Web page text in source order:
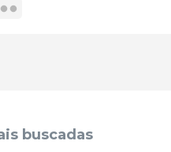
buscadas